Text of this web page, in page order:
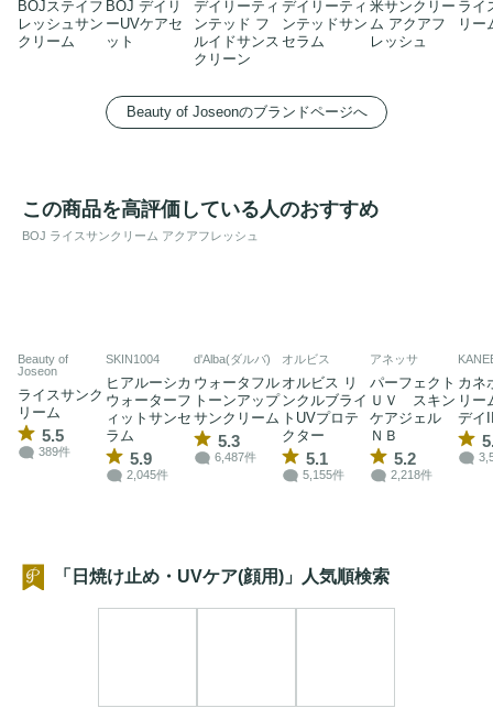
BOJステイフ
レッシュサン
クリーム
BOJ デイリ
ーUVケアセ
ット
デイリーティ
ンテッド フ
ルイドサンス
クリーン
デイリーティ
ンテッドサン
セラム
米サンクリー
ム アクアフ
レッシュ
ライ
リー
Beauty of Joseonのブランドページへ
この商品を高評価している人のおすすめ
BOJ ライスサンクリーム アクアフレッシュ
Beauty of
Joseon
ライスサンク
リーム
5.5
389件
SKIN1004
ヒアルーシカ
ウォーターフ
ィットサンセ
ラム
5.9
2,045件
d'Alba(ダルバ)
ウォータフル
トーンアップ
サンクリーム
5.3
6,487件
オルビス
オルビス リ
ンクルブライ
トUVプロテ
クター
5.1
5,155件
アネッサ
パーフェクト
ＵＶ スキン
ケアジェル
ＮＢ
5.2
2,218件
カネ
リー
デイ
「日焼け止め・UVケア(顔用)」人気順検索